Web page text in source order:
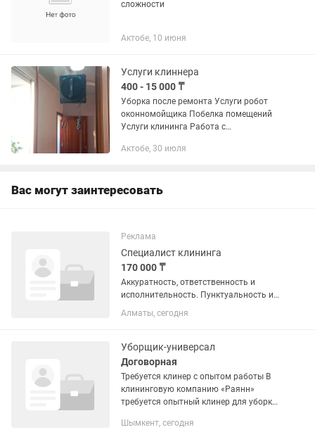
сложности
Актобе, 10 июня
Услуги клиннера
400 - 15 000 ₸
Уборка после ремонта Услуги робот
оконномойщика Побелка помещений
Услуги клининга Работа с
Актобе, 30 июля
Вас могут заинтересовать
Реклама
Специалист клининга
170 000 ₸
Аккуратность, ответственность и
исполнительность. Пунктуальность и
дисциплинированность. Умение
работать в команде. Соблюдение
норм. Обязанности: Ежедневная...
Алматы, сегодня
Уборщик-универсал
Договорная
Требуется клинер с опытом работы В
клининговую компанию «Раянн»
требуется опытный клинер для уборки
Требования: • Опыт работы в клининге
Шымкент, сегодня